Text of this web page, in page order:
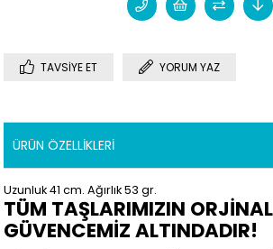
TAVSIYE ET YORUM YAZ
ÜRÜN ÖZELLIKLERI
Uzunluk 41 cm. Ağırlık 53 gr.
TÜM TAŞLARIMIZIN
GÜVENCEMİZ ALTINDADIR!